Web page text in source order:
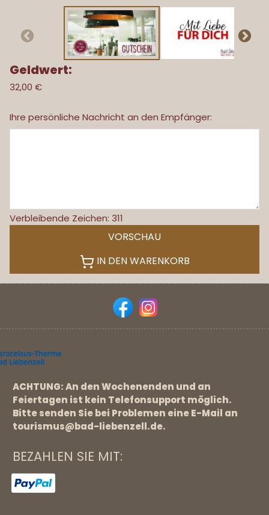
Geldwert:
32,00 €
Ihre persönliche Nachricht an den Empfänger:
Verbleibende Zeichen: 311
VORSCHAU
IN DEN WARENKORB
ACHTUNG: An den Wochenenden und an
Feiertagen ist kein Telefonsupport möglich.
Bitte senden Sie bei Problemen eine E-Mail an
tourismus@bad-liebenzell.de.
BEZAHLEN SIE MIT: